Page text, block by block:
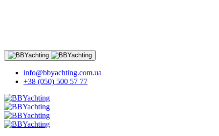
info@bbyachting.com.ua
+38 (050) 500 57 77